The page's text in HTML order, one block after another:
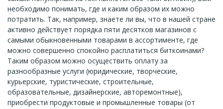
необходимо понимать, где и каким образом их можно
потратить. Так, например, знаете ли вы, что в нашей стране
активно действует порядка пяти десятков магазинов с
самыми обыкновенными товарами в ассортименте, где
можно совершенно спокойно расплатиться биткоинами?
Таким образом можно осуществить оплату за
разнообразные услуги (юридические, творческие,
курьерские, туристические, строительные,
образовательные, дизайнерские, авторемонтные),
приобрести продуктовые и промышленные товары (от